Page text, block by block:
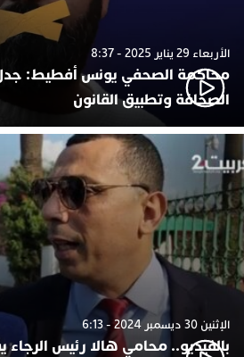
الأربعاء 29 يناير 2025 - 8:37
محاكمة الصحفي يونس أفطيط:
الصحافة وتطبيق القانون
الإثنين 30 ديسمبر 2024 - 6:13
بالفيديو.. محامي هالا رئيس